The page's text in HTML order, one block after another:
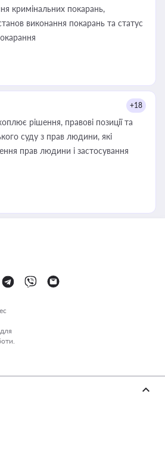
кримінальних покарань,
виконання покарань та статус
+18
рішення, правові позиції та
суду з прав людини, які
прав людини і застосування